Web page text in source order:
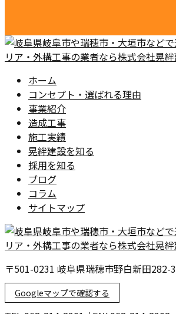
ホーム
コンセプト・選ばれる理由
事業紹介
造成工事
施工実績
晃絆建設を知る
採用を知る
ブログ
コラム
サイトマップ
〒501-0231 岐阜県瑞穂市野白新田282-3
Googleマップで確認する